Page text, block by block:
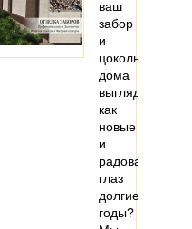
ваш
забор
и
цоколь
дома
выглядели
как
новые
и
радовали
глаз
долгие
годы?